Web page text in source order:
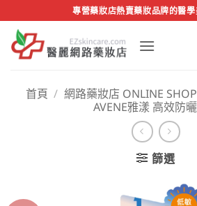
to
content
專營藥妝店熱賣藥妝品牌的醫
首頁 / 網路藥妝店 ONLINE SHOP
AVENE雅漾 高效防
篩選